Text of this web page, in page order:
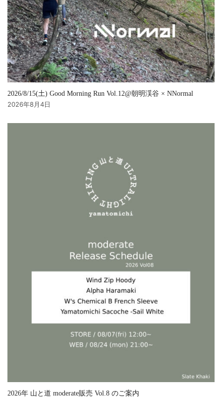
2026/8/15(土) Good Morning Run Vol.12@朝明渓谷 × NNormal
2026年8月4日
2026年 山と道 moderate販売 Vol.8 のご案内